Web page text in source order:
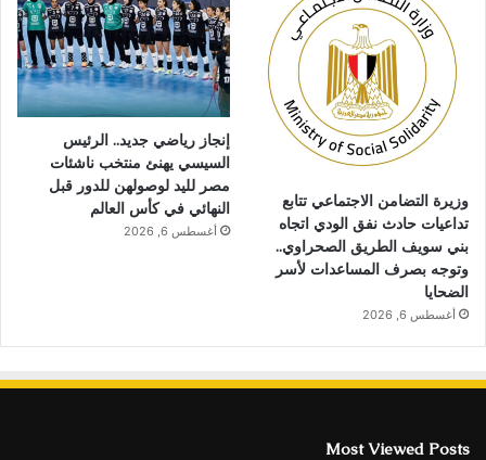
وزيرة التضامن الاجتماعي تتابع
تداعيات حادث نفق الودي اتجاه
بني سويف الطريق الصحراوي..
وتوجه بصرف المساعدات لأسر
الضحايا
أغسطس 6, 2026
إنجاز رياضي جديد.. الرئيس
السيسي يهنئ منتخب ناشئات
مصر لليد لوصولهن للدور قبل
النهائي في كأس العالم
أغسطس 6, 2026
Most Viewed Posts